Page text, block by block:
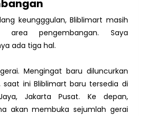
keungggulan, Bliblimart masih
area pengembangan. Saya
ada tiga hal.
Mengingat baru diluncurkan
saat ini Bliblimart baru tersedia di
Jakarta Pusat. Ke depan,
akan membuka sejumlah gerai